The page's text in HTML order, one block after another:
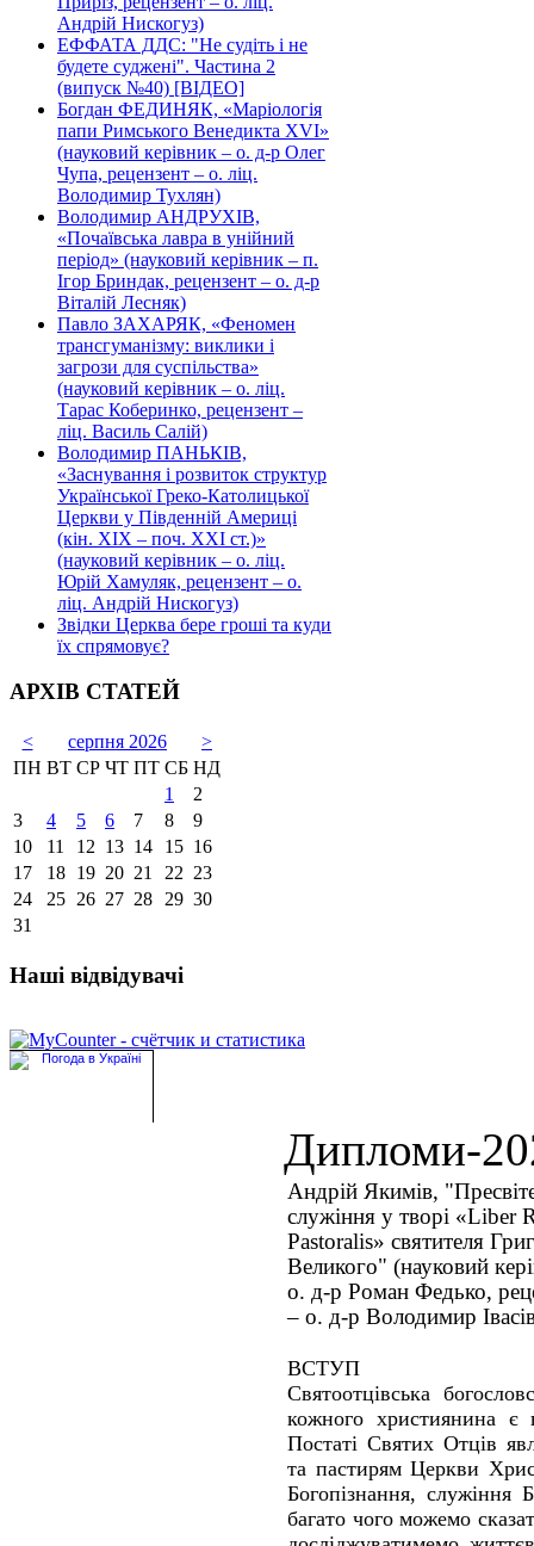
Андрій Нискогуз)
ЕФФАТА ДДС: "Не судіть і не
будете суджені". Частина 2
(випуск №40) [ВІДЕО]
Богдан ФЕДИНЯК, «Маріологія
папи Римського Венедикта XVI»
(науковий керівник – о. д-р Олег
Чупа, рецензент – о. ліц.
Володимир Тухлян)
Володимир АНДРУХІВ,
«Почаївська лавра в унійний
період» (науковий керівник – п.
Ігор Бриндак, рецензент – о. д-р
Віталій Лесняк)
Павло ЗАХАРЯК, «Феномен
трансгуманізму: виклики і
загрози для суспільства»
(науковий керівник – о. ліц.
Тарас Коберинко, рецензент –
ліц. Василь Салій)
Володимир ПАНЬКІВ,
«Заснування і розвиток структур
Української Греко-Католицької
Церкви у Південній Америці
(кін. ХІХ – поч. ХХІ ст.)»
(науковий керівник – о. ліц.
Юрій Хамуляк, рецензент – о.
ліц. Андрій Нискогуз)
Звідки Церква бере гроші та куди
їх спрямовує?
АРХІВ СТАТЕЙ
< серпня 2026
>
ПН ВТ СР ЧТ ПТ СБ НД
1
2
3
4 5 6 7 8
9
10
11 12 13 14 15 16
17
18 19 20 21 22 23
24
25 26 27 28 29 30
31
Наші відвідувачі
Дипломи-
Андрій Якимів,
служіння у творі «Liber
Pastoralis» святителя
Великого" (науковий
о. д-р Роман Федько,
– о. д-р Володимир
ВСТУП
Святоотцівська
кожного християнина є
Постаті Святих Отців
та пастирям Церкви
Богопізнання, служіння
багато чого можемо